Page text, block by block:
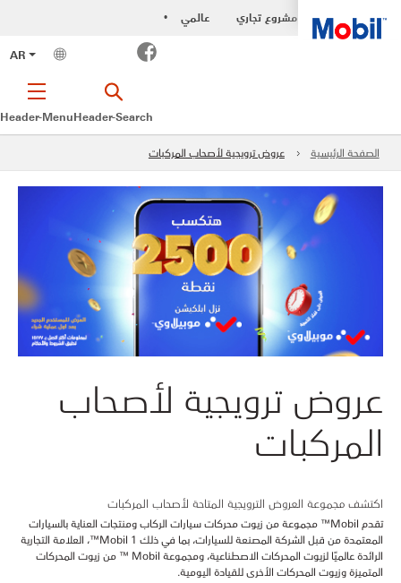
مشروع تجاري •
عالمي
AR
Facebook
Header-MenuHeader-Search
الصفحة الرئيسية
عروض ترويجية لأصحاب المركبات
عروض ترويجية لأصحاب
المركبات
اكتشف مجموعة العروض الترويجية المتاحة لأصحاب المركبات
تقدم Mobil™ مجموعة من زيوت محركات سيارات الركاب ومنتجات العناية بالسيارات
المعتمدة من قبل الشركة المصنعة للسيارات، بما في ذلك Mobil 1™، العلامة التجارية
الرائدة عالميًا لزيوت المحركات الاصطناعية، ومجموعة Mobil ™ من زيوت المحركات
المتميزة وزيوت المحركات الأخرى للقيادة اليومية.